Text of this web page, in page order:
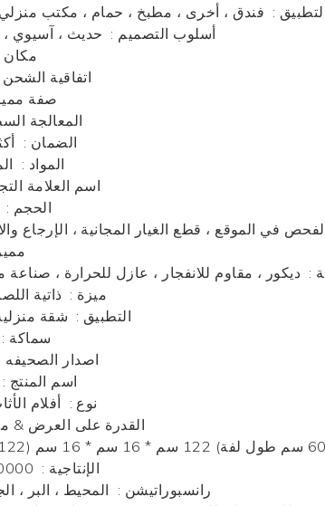
: فندق ، أخرى ، مطبخ ، حمام ، مكتب
أسلوب التصميم : حديث ، آسيوي
مكان
اتفاقية
صفة
المعالجة
الضمان :
المواد :
اسم العلامة
الحجم :
في الموقع ، قطع الغيار المجانية ، الإرجاع
: ديكور ، مقاوم للانفجار ، عازل للحرارة ،
ميزة : ذاتية
التطبيق : شقة
سماكة :
اصدار الصحيفه
اسم المنتج :
نوع : أفلام
القدرة على العرض &
الإنتاجية :
Ranرانسبوراتيشن : المحيط ، البر ،